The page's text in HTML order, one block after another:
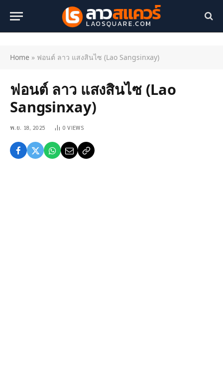
Home » ฟอนต์ ลาว แสงสินไซ (Lao Sangsinxay)
ฟอนต์ ลาว แสงสินไซ (Lao
Sangsinxay)
พ.ย. 18, 2025 0VIEWS